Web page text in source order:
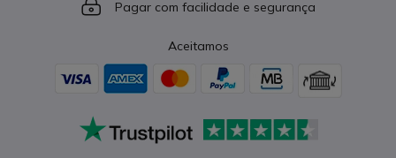
Icon
Pagar com facilidade e segurança
Aceitamos